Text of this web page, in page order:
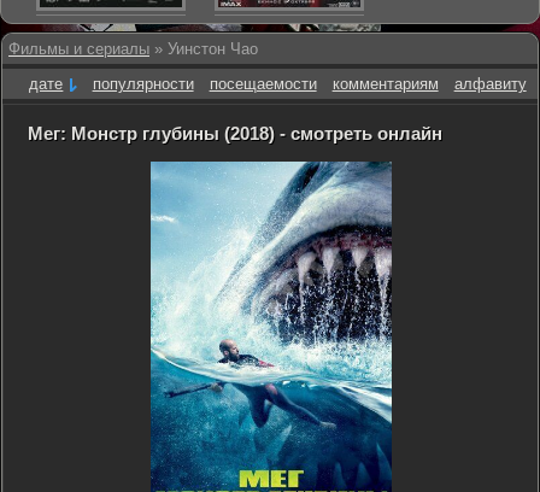
Фильмы и сериалы » Уинстон Чао
дате
популярности посещаемости комментариям алфавиту
Мег: Монстр глубины (2018) - смотреть онлайн